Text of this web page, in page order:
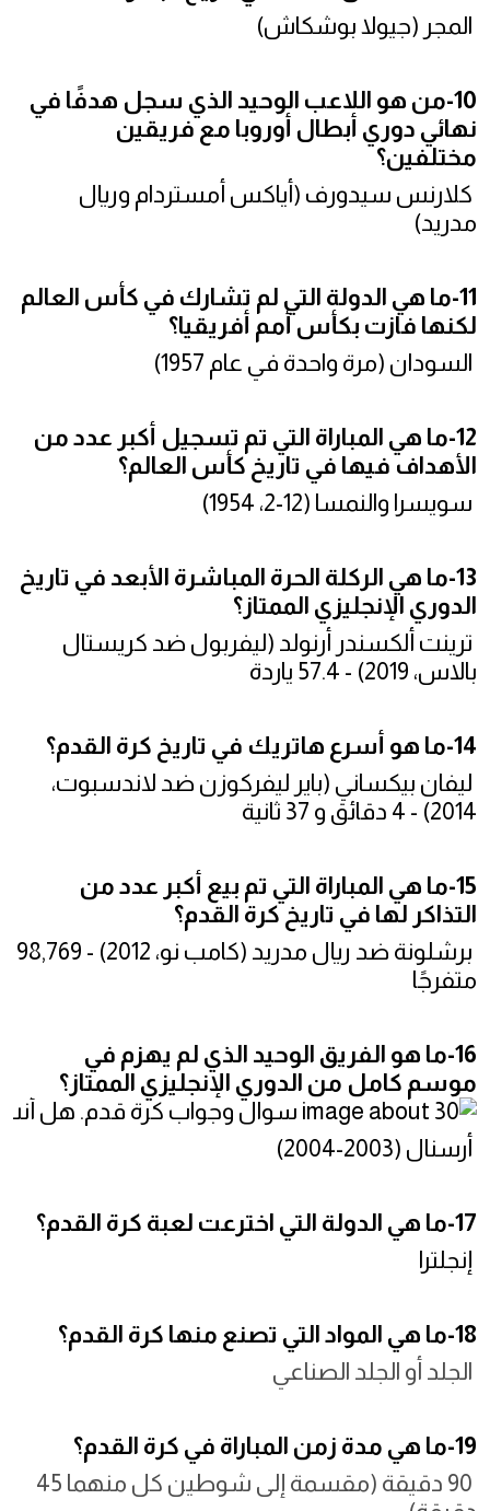
المجر (جيولا بوشكاش)
10-من هو اللاعب الوحيد الذي سجل هدفًا في
نهائي دوري أبطال أوروبا مع فريقين
مختلفين؟
كلارنس سيدورف (أياكس أمستردام وريال
مدريد)
11-ما هي الدولة التي لم تشارك في كأس العالم
لكنها فازت بكأس أمم أفريقيا؟
السودان (مرة واحدة في عام 1957)
12-ما هي المباراة التي تم تسجيل أكبر عدد من
الأهداف فيها في تاريخ كأس العالم؟
سويسرا والنمسا (12-2، 1954)
13-ما هي الركلة الحرة المباشرة الأبعد في تاريخ
الدوري الإنجليزي الممتاز؟
ترينت ألكسندر أرنولد (ليفربول ضد كريستال
بالاس، 2019) - 57.4 ياردة
14-ما هو أسرع هاتريك في تاريخ كرة القدم؟
ليفان بيكساني (باير ليفركوزن ضد لاندسبوت،
2014) - 4 دقائق و 37 ثانية
15-ما هي المباراة التي تم بيع أكبر عدد من
التذاكر لها في تاريخ كرة القدم؟
برشلونة ضد ريال مدريد (كامب نو، 2012) - 98,769
متفرجًا
16-ما هو الفريق الوحيد الذي لم يهزم في
موسم كامل من الدوري الإنجليزي الممتاز؟
أرسنال (2003-2004)
17-ما هي الدولة التي اخترعت لعبة كرة القدم؟
إنجلترا
18-ما هي المواد التي تصنع منها كرة القدم؟
الجلد أو الجلد الصناعي
19-ما هي مدة زمن المباراة في كرة القدم؟
90 دقيقة (مقسمة إلى شوطين كل منهما 45